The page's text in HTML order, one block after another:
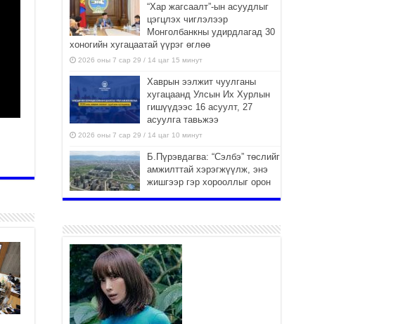
“Хар жагсаалт”-ын асуудлыг
цэгцлэх чиглэлээр
Монголбанкны удирдлагад 30
хоногийн хугацаатай үүрэг өглөө
2026 оны 7 сар 29 / 14 цаг 15 минут
Хаврын ээлжит чуулганы
хугацаанд Улсын Их Хурлын
гишүүдээс 16 асуулт, 27
асуулга тавьжээ
2026 оны 7 сар 29 / 14 цаг 10 минут
Б.Пүрэвдагва: “Сэлбэ” төслийг
амжилттай хэрэгжүүлж, энэ
жишгээр гэр хорооллыг орон
Иргэд нийгмийн харилцаа,
хөдөлмөр эрхлэхэд
тулгамдаж буй асуудлаа УИХ-
ын гишүүнд уламжиллаа
2026 оны 7 сар 29 / 9 цаг 52 минут
“СМАРТ СЭЛБЭ СИТИ”-Г
ЗОРИЛТОТ БҮЛЭГТ ХҮРГЭХ